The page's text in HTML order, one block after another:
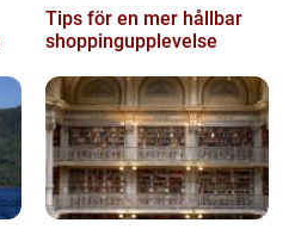
Tips för en mer hållbar
shoppingupplevelse